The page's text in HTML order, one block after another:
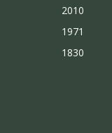
2010
1971
1830